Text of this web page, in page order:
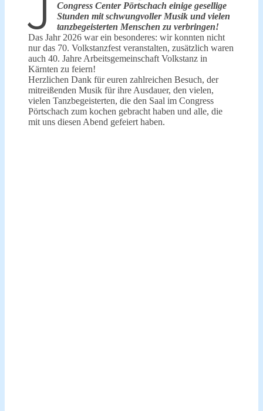
J
Congress Center Pörtschach einige gesellige
Stunden mit schwungvoller Musik und vielen
tanzbegeisterten Menschen zu verbringen!
Das Jahr 2026 war ein besonderes: wir konnten nicht
nur das 70. Volkstanzfest veranstalten, zusätzlich waren
auch 40. Jahre Arbeitsgemeinschaft Volkstanz in
Kärnten zu feiern!
Herzlichen Dank für euren zahlreichen Besuch, der
mitreißenden Musik für ihre Ausdauer, den vielen,
vielen Tanzbegeisterten, die den Saal im Congress
Pörtschach zum kochen gebracht haben und alle, die
mit uns diesen Abend gefeiert haben.